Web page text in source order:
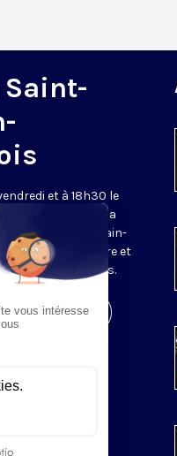
Saint-
et à 18h30 le
KTO retransmet la
Saint-Germain-
recteur archiprêtre et
Dame de Paris.
de l'émission